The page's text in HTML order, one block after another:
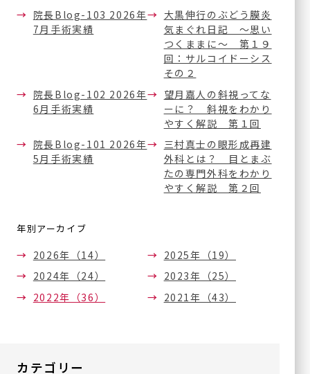
オルソケラトロジー
ICL/IPCL
多焦点眼内レンズ
アドオンレンズ
白内障手術やり直し
外来
一般診療
シングリックス®
（帯状疱疹ワクチン）
グループ施設
今福鶴見みらい眼科皮フ科
クリニック本院
院長Blog-103 2026年
7月手術実績
大黒伸行のぶどう膜炎
気まぐれ日記 ～思い
つくままに～ 第１９
回：サルコイドーシス
その２
院長Blog-102 2026年
6月手術実績
望月嘉人の斜視ってな
ーに？ 斜視をわかり
やすく解説 第１回
院長Blog-101 2026年
5月手術実績
三村真士の眼形成再建
外科とは？ 目とまぶ
たの専門外科をわかり
やすく解説 第２回
年別アーカイブ
2026年（14）
2025年（19）
2024年（24）
2023年（25）
2022年（36）
2021年（43）
カテゴリー